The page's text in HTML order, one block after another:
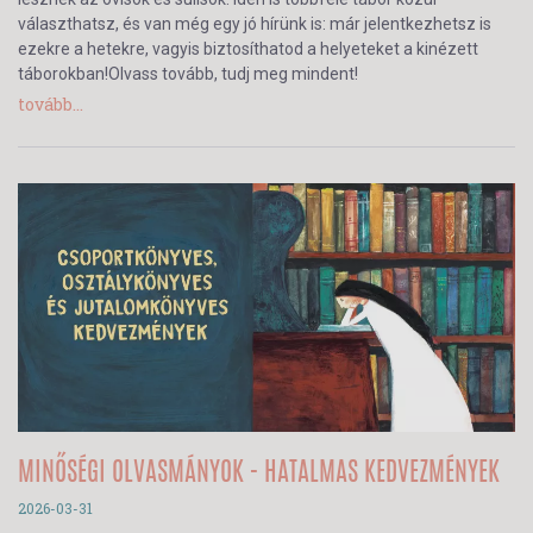
választhatsz, és van még egy jó hírünk is: már jelentkezhetsz is
ezekre a hetekre, vagyis biztosíthatod a helyeteket a kinézett
táborokban!Olvass tovább, tudj meg mindent!
tovább...
MINŐSÉGI OLVASMÁNYOK - HATALMAS KEDVEZMÉNYEK
2026-03-31